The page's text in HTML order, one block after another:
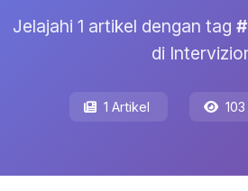
Jelajahi 1 artikel dengan tag
di
1 Artikel